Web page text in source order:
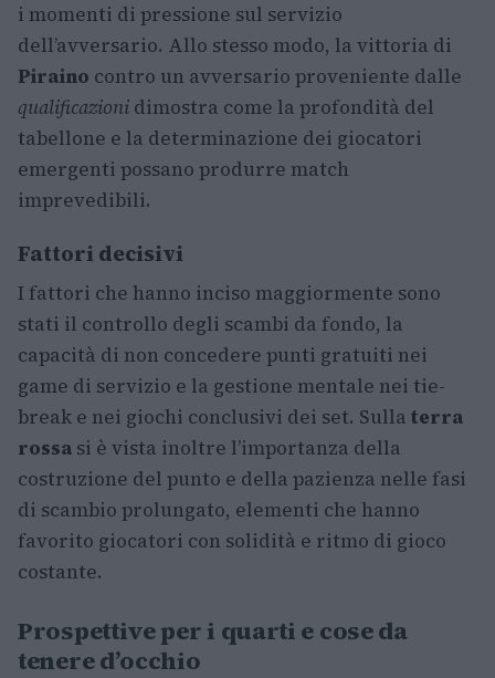
i momenti di pressione sul servizio
dell’avversario. Allo stesso modo, la vittoria di
Piraino contro un avversario proveniente dalle
qualificazioni dimostra come la profondità del
tabellone e la determinazione dei giocatori
emergenti possano produrre match
imprevedibili.
Fattori decisivi
I fattori che hanno inciso maggiormente sono
stati il controllo degli scambi da fondo, la
capacità di non concedere punti gratuiti nei
game di servizio e la gestione mentale nei tie-
break e nei giochi conclusivi dei set. Sulla terra
rossa si è vista inoltre l’importanza della
costruzione del punto e della pazienza nelle fasi
di scambio prolungato, elementi che hanno
favorito giocatori con solidità e ritmo di gioco
costante.
Prospettive per i quarti e cose da
tenere d’occhio